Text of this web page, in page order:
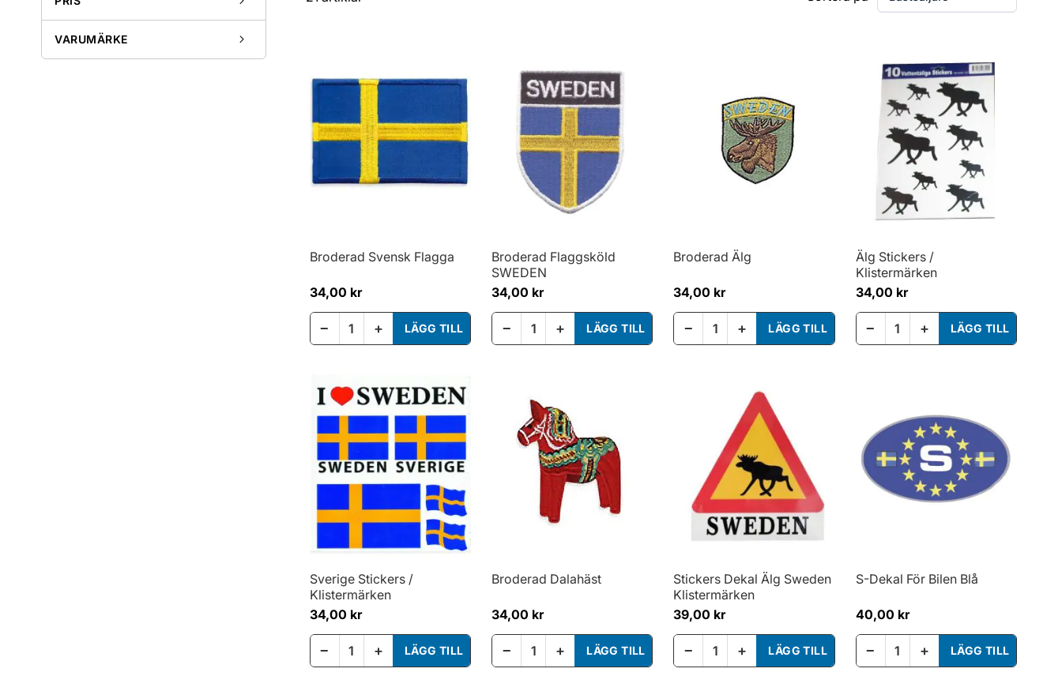
Broderad Svensk Flagga
34,00 kr
− + LÄGG TILL
Broderad Flaggsköld
SWEDEN
34,00 kr
− + LÄGG TILL
Broderad Älg
34,00 kr
− + LÄGG TILL
Älg Stickers /
Klistermärken
34,00 kr
− + LÄGG TILL
Sverige Stickers /
Klistermärken
34,00 kr
− + LÄGG TILL
Broderad Dalahäst
34,00 kr
− + LÄGG TILL
Stickers Dekal Älg Sweden
Klistermärken
39,00 kr
− + LÄGG TILL
S-Dekal För Bilen Blå
40,00 kr
− + LÄGG TILL
VARUMÄRKE